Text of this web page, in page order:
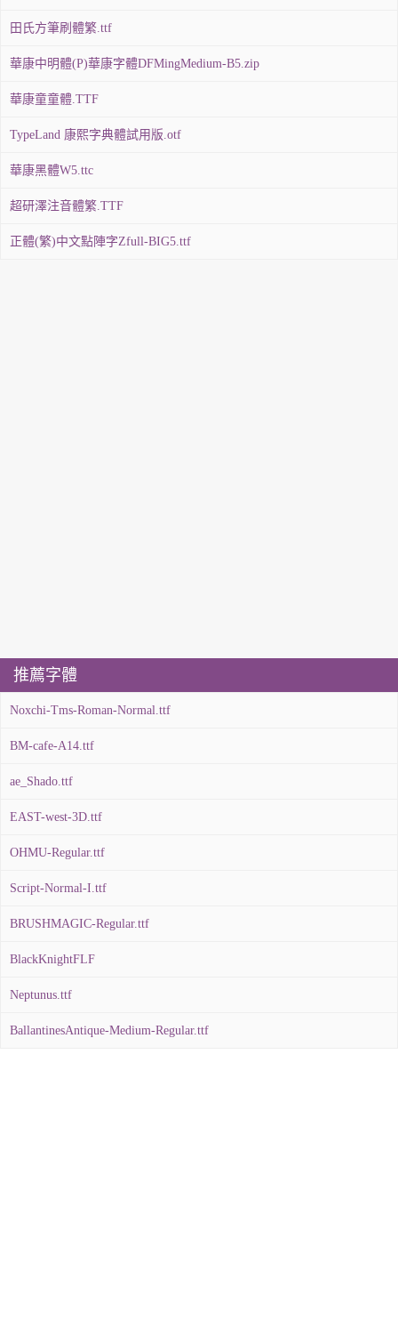
田氏方筆刷體繁.ttf
華康中明體(P)華康字體DFMingMedium-B5.zip
華康童童體.TTF
TypeLand 康熙字典體試用版.otf
華康黑體W5.ttc
超研澤注音體繁.TTF
正體(繁)中文點陣字Zfull-BIG5.ttf
推薦字體
Noxchi-Tms-Roman-Normal.ttf
BM-cafe-A14.ttf
ae_Shado.ttf
EAST-west-3D.ttf
OHMU-Regular.ttf
Script-Normal-I.ttf
BRUSHMAGIC-Regular.ttf
BlackKnightFLF
Neptunus.ttf
BallantinesAntique-Medium-Regular.ttf